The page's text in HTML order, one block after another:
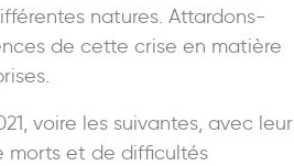
natures. Attardons-
de cette crise en matière
voire les suivantes, avec leur
morts et de difficultés